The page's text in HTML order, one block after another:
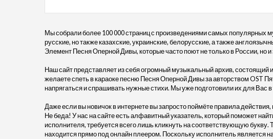
Мы собрали более 100 000 страниц с произведениями самых популярных
русские, но также казахские, украинские, белорусские, а также
Элемент Песня Оперной Дивы, которые часто поют не только в России, но
Наш сайт представляет из себя огромный музыкальный архив,
желаете спеть в караоке песню Песня Оперной Дивы за авторством OST
напрягаться и спрашивать нужные стихи. Мы уже подготовили их для Вас
Даже если вы новичок в интернете вы запросто поймёте правила
Не беда! У нас на сайте есть алфавитный указатель, который поможет
исполнителя, требуется всего лишь кликнуть на соответствующую
находится прямо под онлайн плеером. Поскольку исполнитель является